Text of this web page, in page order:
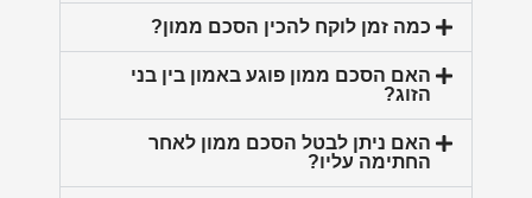
כמה זמן לוקח להכין הסכם ממון?
האם הסכם ממון פוגע באמון בין בני
הזוג?
האם ניתן לבטל הסכם ממון לאחר
החתימה עליו?